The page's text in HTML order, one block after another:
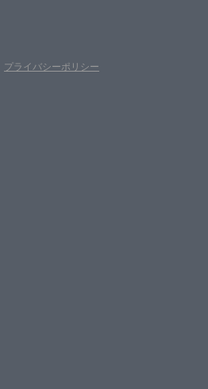
プライバシーポリシー